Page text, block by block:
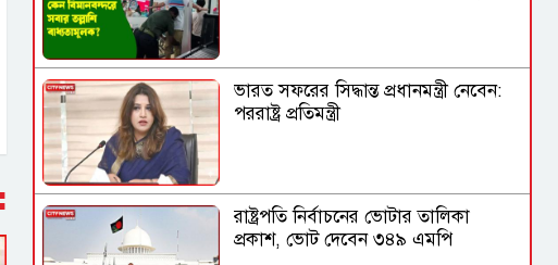
ভারত সফরের সিদ্ধান্ত প্রধানমন্ত্রী নেবেন:
পররাষ্ট্র প্রতিমন্ত্রী
রাষ্ট্রপতি নির্বাচনের ভোটার তালিকা
প্রকাশ, ভোট দেবেন ৩৪৯ এমপি